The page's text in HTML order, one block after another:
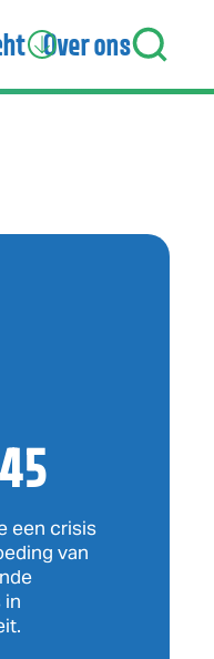
Over ons
een crisis
van
in